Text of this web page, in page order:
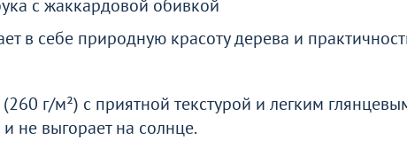
с жаккардовой обивкой
в себе природную красоту дерева и
г/м²) с приятной текстурой и легким
не выгорает на солнце.